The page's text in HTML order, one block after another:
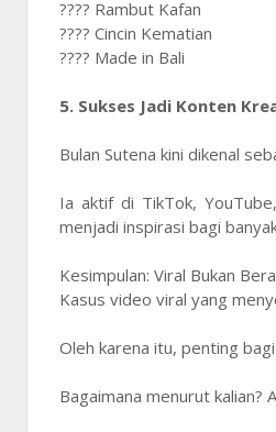
???? Rambut Kafan
???? Cincin Kematian
???? Made in Bali
5. Sukses Jadi Konten
Bulan Sutena kini dikenal
Ia aktif di TikTok,
menjadi inspirasi bagi
Kesimpulan: Viral Bukan
Kasus video viral yang
Oleh karena itu, penting
Bagaimana menurut